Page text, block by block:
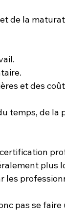
de la
et des
temps, de
plus
les
pas se